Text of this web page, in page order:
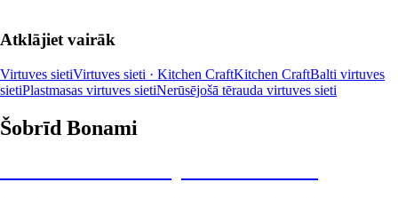
Atklājiet vairāk
Virtuves sietiVirtuves sieti · Kitchen CraftKitchen CraftBalti virtuves
sietiPlastmasas virtuves sietiNerūsējošā tērauda virtuves sieti
Šobrīd Bonami